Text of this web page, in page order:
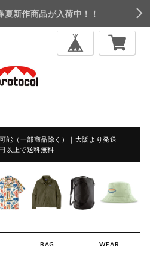
新作商品が入荷中！！
能（一部商品除く）｜大阪より発送｜
以上で送料無料
BAG WEAR